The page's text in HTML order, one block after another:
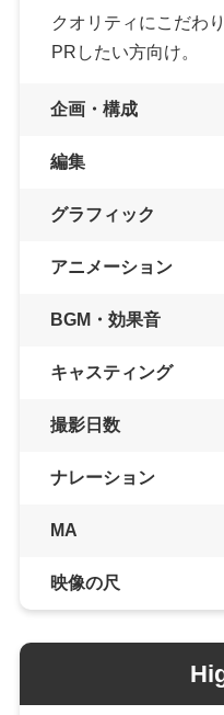
クオリティにこだわ
PRしたい方向け。
企画・構成
編集
グラフィック
アニメーション
BGM・効果音
キャスティング
撮影日数
ナレーション
MA
映像の尺